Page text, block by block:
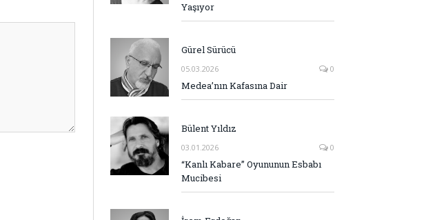
Yaşıyor
Gürel Sürücü
05.03.2026 0
Medea’nın Kafasına Dair
Bülent Yıldız
03.01.2026 0
“Kanlı Kabare” Oyununun Esbabı
Mucibesi